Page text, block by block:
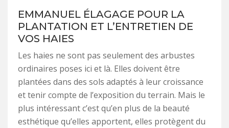
EMMANUEL ÉLAGAGE POUR LA
PLANTATION ET L’ENTRETIEN DE
VOS HAIES
Les haies ne sont pas seulement des arbustes
ordinaires poses ici et là. Elles doivent être
plantées dans des sols adaptés à leur croissance
et tenir compte de l’exposition du terrain. Mais le
plus intéressant c’est qu’en plus de la beauté
esthétique qu’elles apportent, elles protègent du